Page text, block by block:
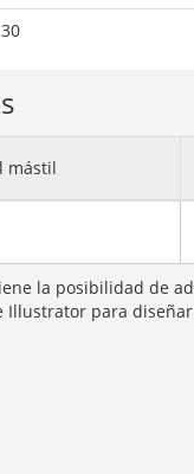
30
mástil
la posibilidad de
para